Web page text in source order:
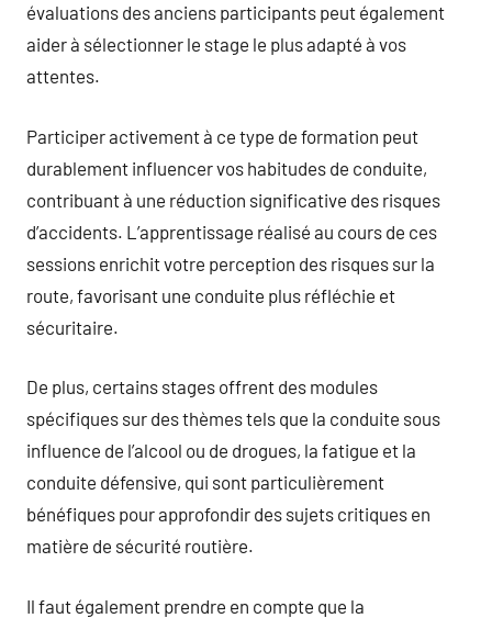
évaluations des anciens participants peut également
aider à sélectionner le stage le plus adapté à vos
attentes.
Participer activement à ce type de formation peut
durablement influencer vos habitudes de conduite,
contribuant à une réduction significative des risques
d’accidents. L’apprentissage réalisé au cours de ces
sessions enrichit votre perception des risques sur la
route, favorisant une conduite plus réfléchie et
sécuritaire.
De plus, certains stages offrent des modules
spécifiques sur des thèmes tels que la conduite sous
influence de l’alcool ou de drogues, la fatigue et la
conduite défensive, qui sont particulièrement
bénéfiques pour approfondir des sujets critiques en
matière de sécurité routière.
Il faut également prendre en compte que la